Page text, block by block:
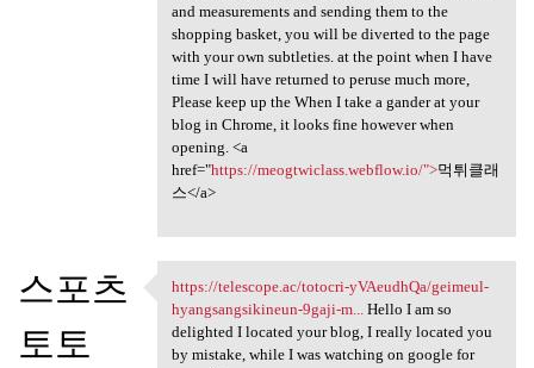
and measurements and sending them to the
shopping basket, you will be diverted to the page
with your own subtleties. at the point when I have
time I will have returned to peruse much more,
Please keep up the When I take a gander at your
blog in Chrome, it looks fine however when
opening. <a
href="https://meogtwiclass.webflow.io/">먹튀클래
스</a>
스포츠
토토
https://telescope.ac/totocri
https://telescope.ac/totocri-yVAeudhQa/geimeul-
hyangsangsikineun-9gaji-m...
Hello I am so
delighted I located your blog, I really located you
by mistake, while I was watching on google for